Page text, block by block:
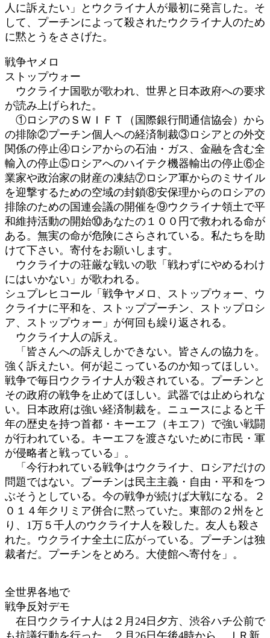
人に訴えたい」とウクライナ人が最初に発言した。そ
して、プーチンによって殺されたウクライナ人のため
に黙とうをささげた。
戦争ヤメロ
ストップウォー
ウクライナ国歌が歌われ、世界と日本政府への要求
が読み上げられた。
①ロシアのＳＷＩＦＴ（国際銀行間通信協会）から
の排除②プーチン個人への経済制裁③ロシアとの外交
関係の停止④ロシアからの石油・ガス、金融を含む全
輸入の停止⑤ロシアへのハイテク機器輸出の停止⑥企
業家や政治家の財産の凍結⑦ロシア軍からのミサイル
を迎撃するための空域の封鎖⑧安保理からのロシアの
排除のための国連会議の開催を⑨ウクライナ領土で平
和維持活動の開始⑩あなたの１００円で救われる命が
ある。無実の命が危険にさらされている。私たちを助
けて下さい。寄付をお願いします。
ウクライナの荘厳な戦いの歌「戦わずにやめるわけ
にはいかない」が歌われる。
シュプレヒコール「戦争ヤメロ、ストップウォー、ウ
クライナに平和を、ストッププーチン、ストップロシ
ア、ストップウォー」が何回も繰り返される。
ウクライナ人の訴え。
「皆さんへの訴えしかできない。皆さんの協力を。
強く訴えたい。何が起こっているのか知ってほしい。
戦争で毎日ウクライナ人が殺されている。プーチンと
その政府の戦争を止めてほしい。武器では止められな
い。日本政府は強い経済制裁を。ニュースによると千
年の歴史を持つ首都・キーエフ（キエフ）で強い戦闘
が行われている。キーエフを渡さないために市民・軍
が侵略者と戦っている」。
「今行われている戦争はウクライナ、ロシアだけの
問題ではない。プーチンは民主主義・自由・平和をつ
ぶそうとしている。今の戦争が続けば大戦になる。２
０１４年クリミア併合に黙っていた。東部の２州をと
り、1万５千人のウクライナ人を殺した。友人も殺さ
れた。ウクライナ全土に広がっている。プーチンは独
裁者だ。プーチンをとめろ。大使館へ寄付を」。
全世界各地で
戦争反対デモ
在日ウクライナ人は２月24日夕方、渋谷ハチ公前で
も抗議行動を行った。２月26日午後4時から、ＪＲ新